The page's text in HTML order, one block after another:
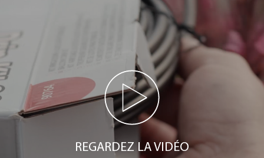
REGARDEZ LA VIDÉO